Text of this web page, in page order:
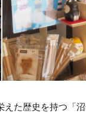
た歴史を持つ「